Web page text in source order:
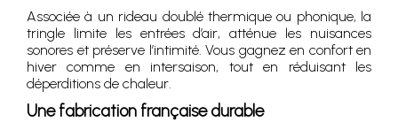
Associée à un rideau doublé thermique ou phonique, la
tringle limite les entrées d’air, atténue les nuisances
sonores et préserve l’intimité. Vous gagnez en confort en
hiver comme en intersaison, tout en réduisant les
déperditions de chaleur.
Une fabrication française durable